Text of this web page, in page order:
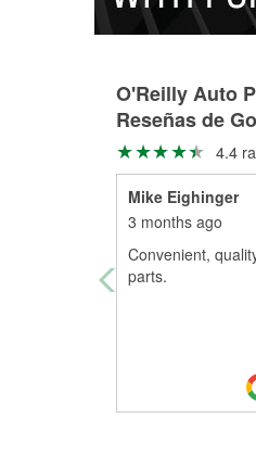
O'Reilly Auto
Reseñas de
4.4
Mike Eighinger
3 months ago
Convenient,
parts.